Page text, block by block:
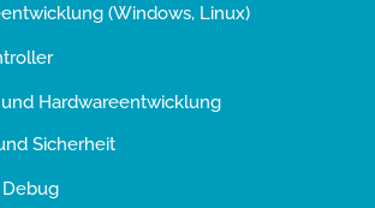
(Windows, Linux)
Hardwareentwicklung
Sicherheit